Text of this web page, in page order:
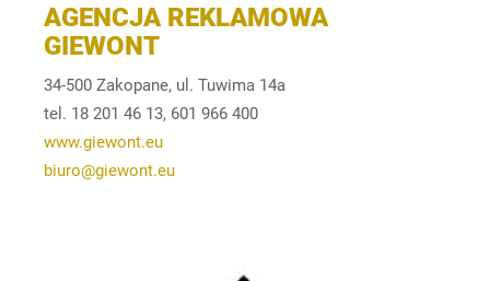
AGENCJA REKLAMOWA
GIEWONT
34-500 Zakopane, ul. Tuwima 14a
tel. 18 201 46 13, 601 966 400
www.giewont.eu
biuro@giewont.eu